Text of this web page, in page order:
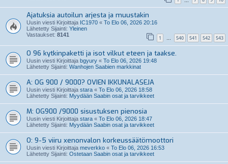
Ajatuksia autoilun arjesta ja muustakin
Uusin viesti Kirjoittaja IC1970 « To Elo 06, 2026 20:16
Lähetetty Sijainti: Yleinen
Vastaukset: 8141 1 … 540 541 542 543
O 96 kytkinpaketti ja isot vilkut eteen ja taakse.
Uusin viesti Kirjoittaja bgyury « To Elo 06, 2026 19:48
Lähetetty Sijainti: Wanhojen Saabien markkinat
A: OG 900 / 9000? OVIEN IKKUNALASEJA
Uusin viesti Kirjoittaja stara « To Elo 06, 2026 18:58
Lähetetty Sijainti: Myydään Saabin osat ja tarvikkeet
M: OG900 /9000 sisustuksen pienosia
Uusin viesti Kirjoittaja stara « To Elo 06, 2026 18:47
Lähetetty Sijainti: Myydään Saabin osat ja tarvikkeet
O: 9-5 viiru xenonvalon korkeussäätömoottori
Uusin viesti Kirjoittaja meverkko « To Elo 06, 2026 16:53
Lähetetty Sijainti: Ostetaan Saabin osat ja tarvikkeet